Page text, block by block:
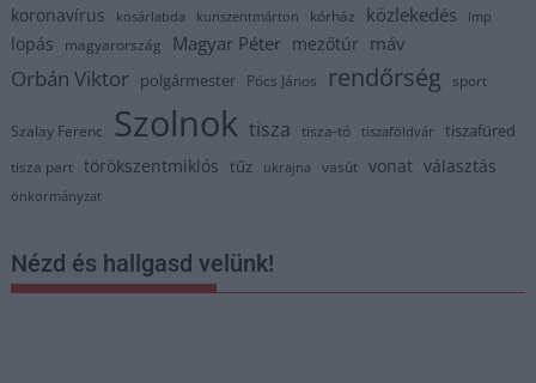
koronavírus kosárlabda kunszentmárton kórház közlekedés lmp
lopás magyarország Magyar Péter mezőtúr máv
Orbán Viktor polgármester Pócs János rendőrség sport
Szalay Ferenc Szolnok tisza tisza-tó tiszaföldvár tiszafüred
tisza part törökszentmiklós tűz ukrajna vasút vonat választás
önkormányzat
Nézd és hallgasd velünk!